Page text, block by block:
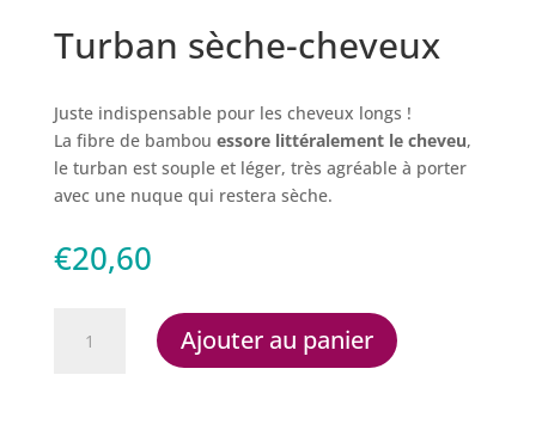
Turban sèche-cheveux
Juste indispensable pour les cheveux longs !
La fibre de bambou essore littéralement le cheveu,
le turban est souple et léger, très agréable à porter
avec une nuque qui restera sèche.
€20,60
Ajouter au panier